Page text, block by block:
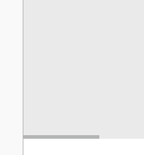
Indexfonds